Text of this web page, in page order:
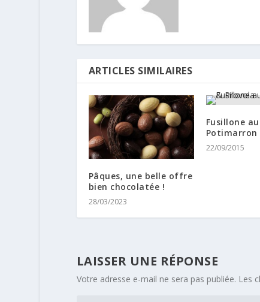
ARTICLES SIMILAIRES
Pâques, une belle offre
bien chocolatée !
28/03/2023
Fusillone au
Potimarron
22/09/2015
LAISSER UNE RÉPONSE
Votre adresse e-mail ne sera pas publiée. Les